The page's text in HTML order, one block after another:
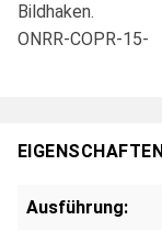
Bildhaken.
ONRR-COPR-15-
EIGENSCHAFTEN
Ausführung: